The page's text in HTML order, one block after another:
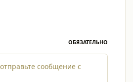
ОБЯЗАТЕЛЬНО
сообщение с